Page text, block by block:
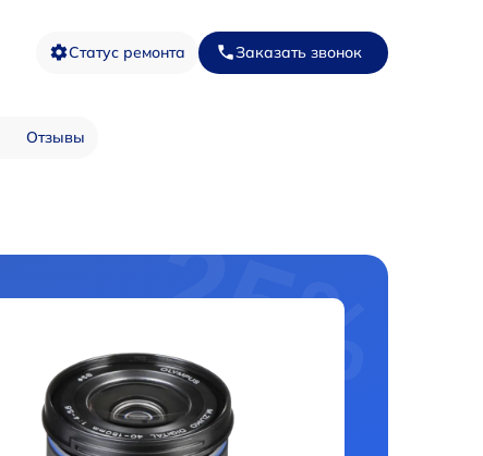
Статус ремонта Заказать звонок
Отзывы